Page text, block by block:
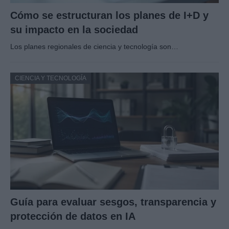
Cómo se estructuran los planes de I+D y
su impacto en la sociedad
Los planes regionales de ciencia y tecnología son…
CIENCIA Y TECNOLOGÍA
Guía para evaluar sesgos, transparencia y
protección de datos en IA